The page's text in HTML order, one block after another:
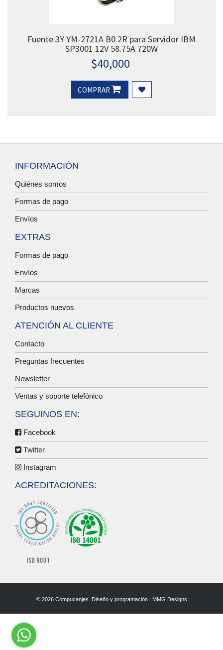
Fuente 3Y YM-2721A B0 2R para Servidor IBM
SP3001 12V 58.75A 720W
$40,000
COMPRAR
INFORMACIÓN
Quiénes somos
Formas de pago
Envíos
EXTRAS
Formas de pago
Envíos
Marcas
Productos nuevos
ATENCIÓN AL CLIENTE
Contacto
Preguntas frecuentes
Newsletter
Ventas y soporte telefónico
SEGUINOS EN:
Facebook
Twitter
Instagram
ACREDITACIONES:
© 2026 Compucanjes. Diseño y programación : MMG Designs